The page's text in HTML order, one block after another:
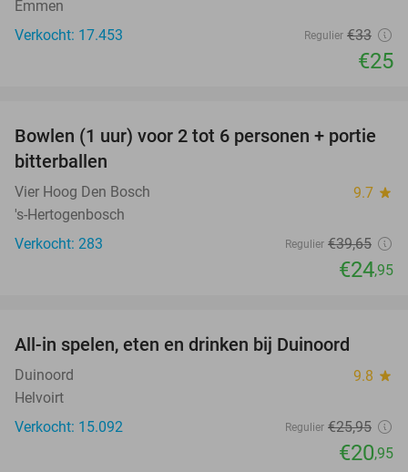
Emmen
Verkocht: 17.453
Regulier €33
€25
37%
Bowlen (1 uur) voor 2 tot 6 personen + portie
bitterballen
Vier Hoog Den Bosch 9.7 star
's-Hertogenbosch
Verkocht: 283
Regulier €39,65
€24,95
All-in spelen, eten en drinken bij Duinoord
Duinoord 9.8 star
Helvoirt
Verkocht: 15.092
Regulier €25,95
€20,95